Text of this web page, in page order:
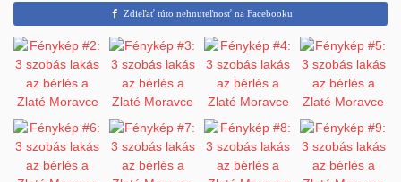
Zdieľať túto nehnuteľnosť na Facebooku